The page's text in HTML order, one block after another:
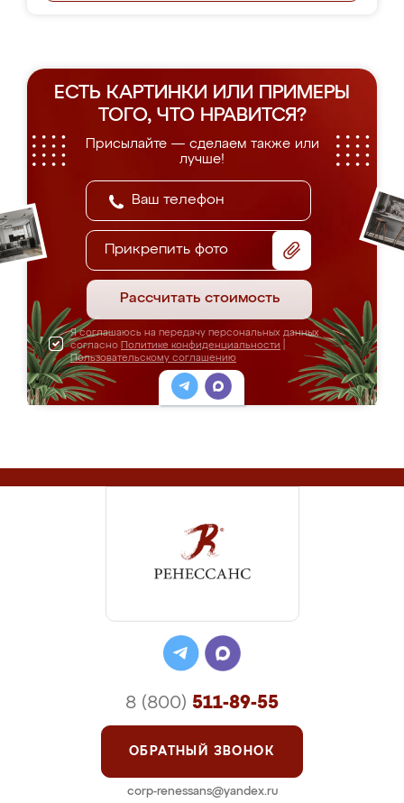
ЕСТЬ КАРТИНКИ ИЛИ ПРИМЕРЫ
ТОГО, ЧТО НРАВИТСЯ?
Присылайте — сделаем также или
лучше!
Прикрепить фото
Рассчитать стоимость
Я соглашаюсь на передачу персональных данных
согласно Политике конфиденциальности
Пользовательскому соглашению
8 (800) 511-89-55
ОБРАТНЫЙ ЗВОНОК
corp-renessans@yandex.ru